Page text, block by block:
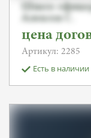
Шпага
Алексея С.
цена
Артикул: 2285
Есть в наличии